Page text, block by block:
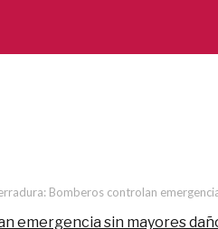
Bomberos controlan